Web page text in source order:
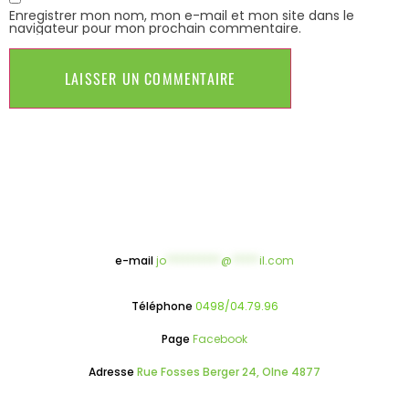
Enregistrer mon nom, mon e-mail et mon site dans le
navigateur pour mon prochain commentaire.
e-mailjo @ il.com
Téléphone 0498/04.79.96
Page Facebook
Adresse Rue Fosses Berger 24, Olne 4877